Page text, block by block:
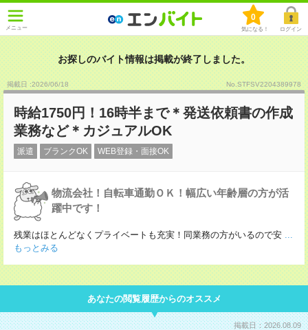
メニュー
0
気になる！ ログイン
お探しのバイト情報は掲載が終了しました。
掲載日 :2026/06/18 No.STFSV2204389978
時給1750円！16時半まで＊発送依頼書の作成
業務など＊カジュアルOK
派遣 ブランクOK WEB登録・面接OK
物流会社！自転車通勤ＯＫ！幅広い年齢層の方が活
躍中です！
残業はほとんどなくプライベートも充実！同業務の方がいるので安 ...
もっとみる
あなたの閲覧履歴からのオススメ
掲載日：2026.08.09